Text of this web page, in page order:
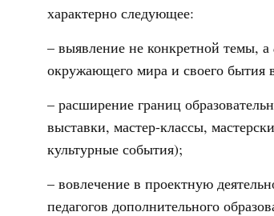
характерно следующее:
– выявление не конкретной темы, а
окружающего мира и своего бытия
– расширение границ
выставки, мастер-классы,
культурные события);
– вовлечение в проектную
педагогов дополнительного